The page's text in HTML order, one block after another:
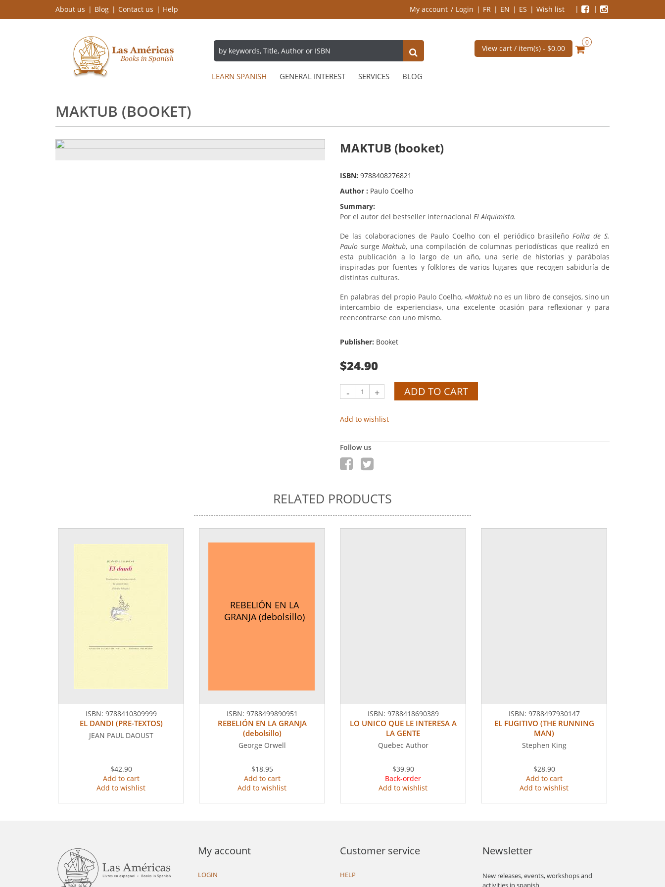
About us Blog Contact us Help My account Login FR EN ES Wish list
View cart / item(s) - $0.00
0
LEARN SPANISH GENERAL INTEREST SERVICES BLOG
MAKTUB (BOOKET)
MAKTUB (booket)
ISBN: 9788408276821
Author : Paulo Coelho
Summary:
Por el autor del bestseller internacional El Alquimista.
De las colaboraciones de Paulo Coelho con el periódico brasileño Folha de S.
Paulo surgeMaktub, una compilación de columnas periodísticas que realizó en
esta publicación a lo largo de un año, una serie de historias y parábolas
inspiradas por fuentes y folklores de varios lugares que recogen sabiduría de
distintas culturas.
En palabras del propio Paulo Coelho, «Maktubno es un libro de consejos, sino un
intercambio de experiencias», una excelente ocasión para reflexionar y para
reencontrarse con uno mismo.
Publisher: Booket
$24.90
- + ADD TO CART
Add to wishlist
Follow us
RELATED PRODUCTS
ISBN: 9788410309999
EL DANDI (PRE-TEXTOS)
JEAN PAUL DAOUST
$42.90
Add to cart
Add to wishlist
REBELIÓN EN LA
GRANJA (debolsillo)
ISBN: 9788499890951
REBELIÓN EN LA GRANJA
(debolsillo)
George Orwell
$18.95
Add to cart
Add to wishlist
ISBN: 9788418690389
LO UNICO QUE LE INTERESA A
LA GENTE
Quebec Author
$39.90
Back-order
Add to wishlist
ISBN: 9788497930147
EL FUGITIVO (THE RUNNING
MAN)
Stephen King
$28.90
Add to cart
Add to wishlist
My account
LOGIN
Customer service
HELP
Newsletter
New releases, events, workshops and
activities in spanish